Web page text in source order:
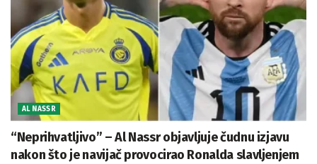
AL NASSR
“Neprihvatljivo” – Al Nassr objavljuje čudnu izjavu
nakon što je navijač provocirao Ronalda slavljenjem